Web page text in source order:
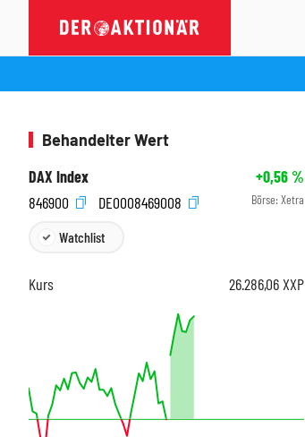
Behandelter Wert
DAX Index
+0,56%
846900
DE0008469008 Börse: Xetra
Watchlist
Kurs 26.286,06XXP